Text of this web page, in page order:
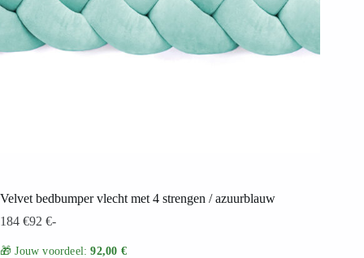
Velvet bedbumper vlecht met 4 strengen / azuurblauw
92 €-
184 €
🎁 Jouw voordeel:92,00 €